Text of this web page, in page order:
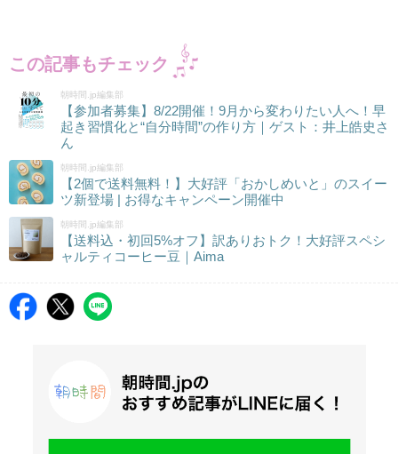
この記事もチェック
朝時間.jp編集部
【参加者募集】8/22開催！9月から変わりたい人へ！早
起き習慣化と“自分時間”の作り方｜ゲスト：井上皓史さ
ん
朝時間.jp編集部
【2個で送料無料！】大好評「おかしめいと」のスイー
ツ新登場 | お得なキャンペーン開催中
朝時間.jp編集部
【送料込・初回5%オフ】訳ありおトク！大好評スペシ
ャルティコーヒー豆｜Aima